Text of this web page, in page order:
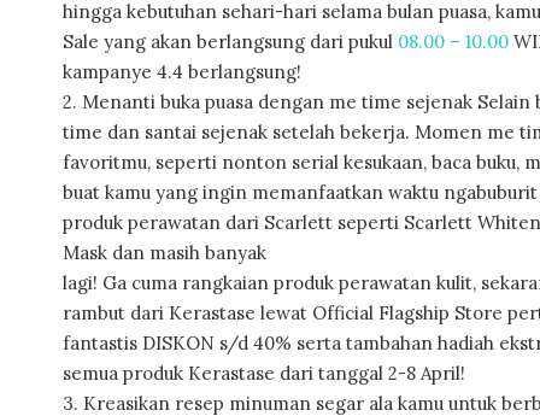
hingga kebutuhan sehari-hari selama bulan puasa,
Sale yang akan berlangsung dari pukul 08.00 – 10.00
kampanye 4.4 berlangsung!
2. Menanti buka puasa dengan me time sejenak
time dan santai sejenak setelah bekerja. Momen me
favoritmu, seperti nonton serial kesukaan, baca buku,
buat kamu yang ingin memanfaatkan waktu
produk perawatan dari Scarlett seperti Scarlett
Mask dan masih banyak
lagi! Ga cuma rangkaian produk perawatan kulit,
rambut dari Kerastase lewat Official Flagship Store
fantastis DISKON s/d 40% serta tambahan hadiah
semua produk Kerastase dari tanggal 2-8 April!
3. Kreasikan resep minuman segar ala kamu untuk